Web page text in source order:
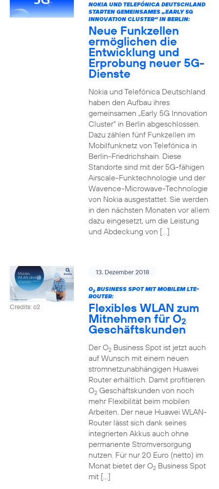
NOKIA UND TELEFÓNICA DEUTSCHLAND
STARTEN GEMEINSAMES „EARLY 5G
INNOVATION CLUSTER“ IN BERLIN:
Neue Funkzellen
ermöglichen die
Entwicklung und
Erprobung neuer 5G-
Dienste
Nokia und Telefónica Deutschland
haben den Aufbau ihres
gemeinsamen „Early 5G Innovation
Cluster” in Berlin abgeschlossen.
Dazu zählen fünf Funkzellen im
Mobilfunknetz von Telefónica in
Berlin-Friedrichshain. Diese
Standorte sind mit der 5G-fähigen
Airscale-Funktechnologie und der
Wavence-Microwave-Technologie
von Nokia ausgestattet. Sie werden
in den nächsten Monaten vor allem
dazu eingesetzt, um die Leistung
und Abdeckung von […]
Credits: o2
13. Dezember 2018
O2BUSINESS SPOT MIT MOBILEM LTE-
ROUTER:
Flexibles WLAN zum
Mitnehmen für O2
Geschäftskunden
Der O2Business Spot ist jetzt auch
auf Wunsch mit einem neuen
stromnetzunabhängigen Huawei
Router erhältlich. Damit profitieren
O2Geschäftskunden von noch
mehr Flexibilität beim mobilen
Arbeiten. Der neue Huawei WLAN-
Router lässt sich dank seines
integrierten Akkus auch ohne
permanente Stromversorgung
nutzen. Für nur 20 Euro (netto) im
Monat bietet der O2Business Spot
mit […]